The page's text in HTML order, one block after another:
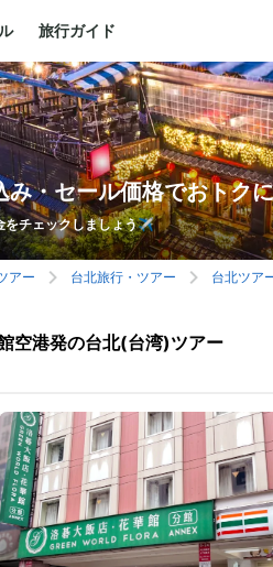
旅行ガイド
・セール価格でおトク
をチェックしましょう✈️
アー 台北旅行・ツアー 台北ツア
空港発の台北(台湾)ツアー